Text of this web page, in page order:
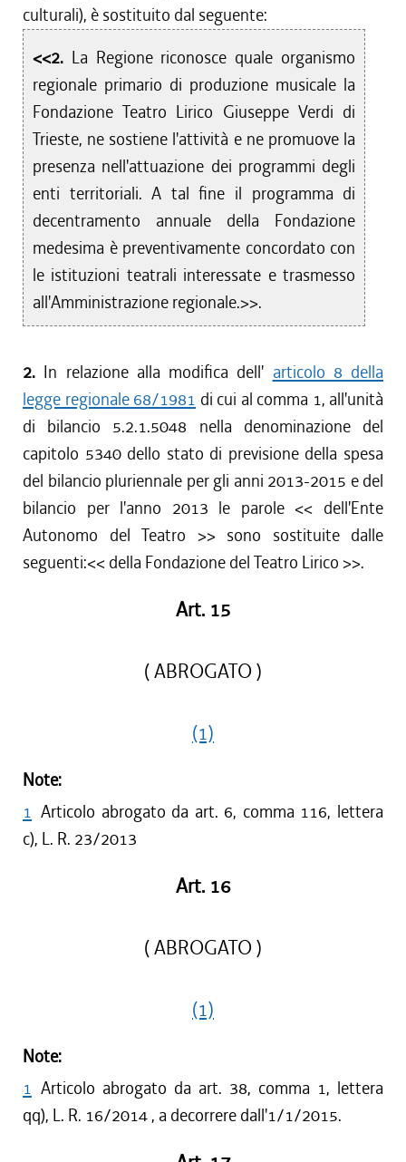
culturali), è sostituito dal seguente:
<<2. La Regione riconosce quale organismo
regionale primario di produzione musicale la
Fondazione Teatro Lirico Giuseppe Verdi di
Trieste, ne sostiene l'attività e ne promuove la
presenza nell'attuazione dei programmi degli
enti territoriali. A tal fine il programma di
decentramento annuale della Fondazione
medesima è preventivamente concordato con
le istituzioni teatrali interessate e trasmesso
all'Amministrazione regionale.>>.
2. In relazione alla modifica dell' articolo 8 della
legge regionale 68/1981 di cui al comma 1, all'unità
di bilancio 5.2.1.5048 nella denominazione del
capitolo 5340 dello stato di previsione della spesa
del bilancio pluriennale per gli anni 2013-2015 e del
bilancio per l'anno 2013 le parole << dell'Ente
Autonomo del Teatro >> sono sostituite dalle
seguenti:<< della Fondazione del Teatro Lirico >>.
Art. 15
( ABROGATO )
(1)
Note:
1 Articolo abrogato da art. 6, comma 116, lettera
c), L. R. 23/2013
Art. 16
( ABROGATO )
(1)
Note:
1 Articolo abrogato da art. 38, comma 1, lettera
qq), L. R. 16/2014 , a decorrere dall'1/1/2015.